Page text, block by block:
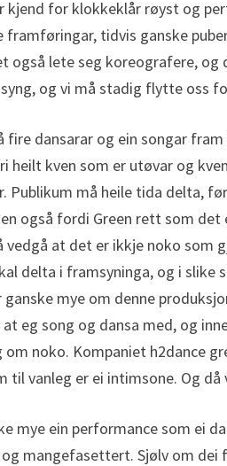
for klokkeklår røyst og
framføringar, tidvis ganske
også lete seg koreografere, og
og vi må stadig flytte oss
fire dansarar og ein songar
heilt kven som er utøvar og
Publikum må heile tida delta,
også fordi Green rett som
vedgå at det er ikkje noko som
delta i framsyninga, og i slike
mye om denne
eg song og dansa med, og
om noko. Kompaniet h2dance
til vanleg er ei intimsone. Og då
mye ein performance som ei
mangefasettert. Sjølv om dei